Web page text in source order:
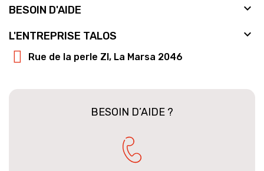
BESOIN D'AIDE 
L'ENTREPRISE TALOS 
Rue de la perle ZI, La Marsa 2046
BESOIN D’AIDE ?